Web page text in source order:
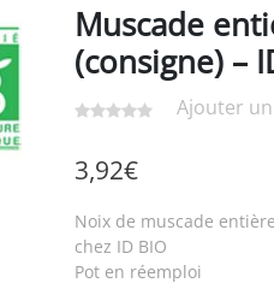
Muscade
(consigne) –
Ajouter
3,92€
Noix de muscade
chez ID BIO
Pot en réemploi